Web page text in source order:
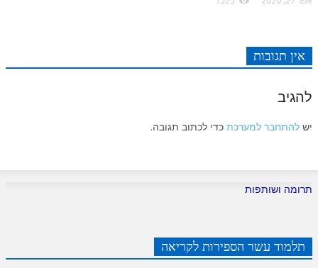
אין תגובות
להגיב
יש להתחבר למערכת כדי לכתוב תגובה.
תרומה ושותפות
תלמוד עשר הספירות לקריאה